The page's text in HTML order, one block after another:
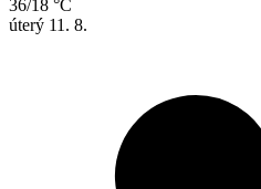
36/18 °C
úterý 11. 8.